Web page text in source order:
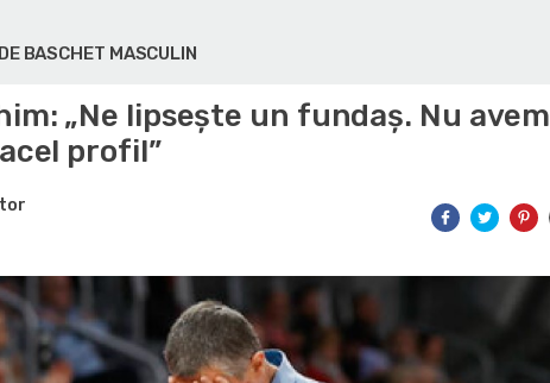
BASCHET MASCULIN
„Ne lipsește un fundaș. Nu avem
profil”